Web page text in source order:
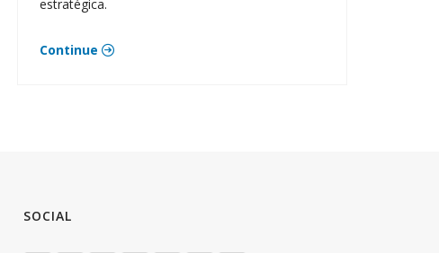
estratégica.
Continue
SOCIAL